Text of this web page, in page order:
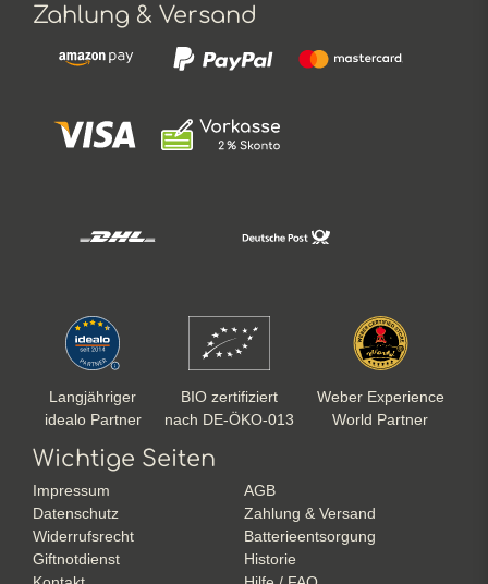
Zahlung & Versand
Langjähriger
idealo Partner
BIO zertifiziert
nach DE-ÖKO-013
Weber Experience
World Partner
Wichtige Seiten
Impressum
AGB
Datenschutz
Zahlung & Versand
Widerrufsrecht
Batterieentsorgung
Giftnotdienst
Historie